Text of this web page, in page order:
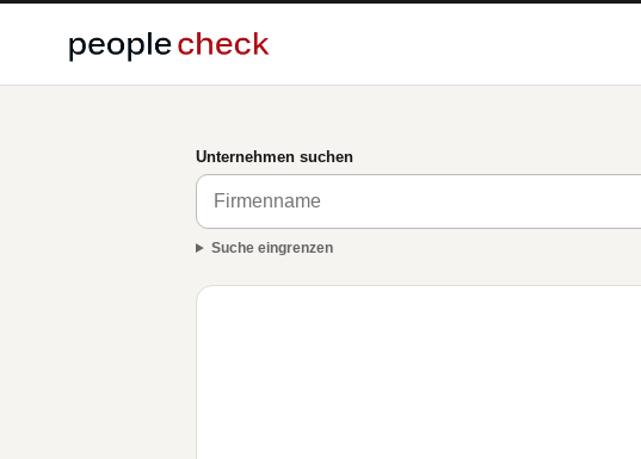
Unternehmen suchen
Suche eingrenzen